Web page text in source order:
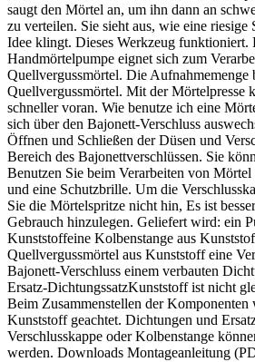
saugt den Mörtel an, um ihn dann an
zu verteilen. Sie sieht aus, wie eine
Idee klingt. Dieses Werkzeug funktioniert.
Handmörtelpumpe eignet sich zum
Quellvergussmörtel. Die Aufnahmemenge
Quellvergussmörtel. Mit der Mörtelpresse
schneller voran. Wie benutze ich eine
sich über den Bajonett-Verschluss
Öffnen und Schließen der Düsen und
Bereich des Bajonettverschlüssen. Sie
Benutzen Sie beim Verarbeiten von Mörtel
und eine Schutzbrille. Um die
Sie die Mörtelspritze nicht hin, Es ist
Gebrauch hinzulegen. Geliefert wird: ein
Kunststoffeine Kolbenstange aus
Quellvergussmörtel aus Kunststoff eine
Bajonett-Verschluss einem verbauten
Ersatz-DichtungssatzKunststoff ist nicht
Beim Zusammenstellen der
Kunststoff geachtet. Dichtungen und
Verschlusskappe oder Kolbenstange
werden. Downloads Montageanleitung